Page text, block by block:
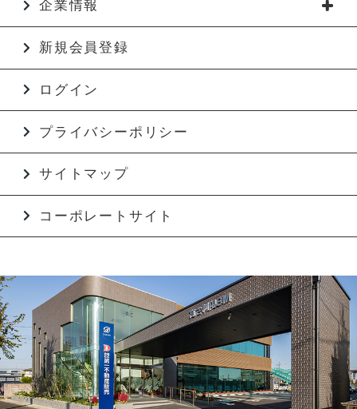
企業情報
新規会員登録
ログイン
プライバシーポリシー
サイトマップ
コーポレートサイト